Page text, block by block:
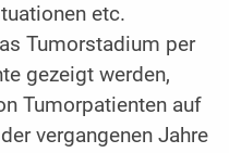
etc.
Tumorstadium per
gezeigt werden,
Tumorpatienten auf
vergangenen Jahre